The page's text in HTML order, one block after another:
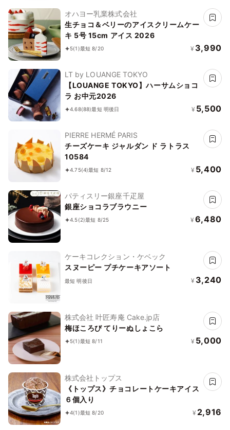
オハヨー乳業株式会社
生チョコ＆ベリーのアイスクリームケー
キ 5号 15cm アイス 2026
5(1)最短 8/20 ¥ 3,990
LT by LOUANGE TOKYO
【LOUANGE TOKYO】ハーサムショコ
ラ お中元2026
4.68(88)最短 明後日 ¥ 5,500
PIERRE HERMÉ PARIS
チーズケーキ ジャルダン ド ラトラス
10584
4.75(4)最短 8/12 ¥ 5,400
パティスリー銀座千疋屋
銀座ショコラブラウニー
4.5(2)最短 8/25 ¥ 6,480
ケーキコレクション・ケベック
スヌーピー プチケーキアソート
最短 明後日 ¥ 3,240
株式会社 叶匠寿庵 Cake.jp店
梅ほころび てりーぬしょこら
5(1)最短 8/11 ¥ 5,000
株式会社トップス
《トップス》チョコレートケーキアイス
６個入り
4(1)最短 8/20 ¥ 2,916